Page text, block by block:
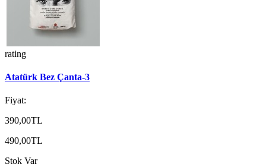
rating
Atatürk Bez Çanta-3
Fiyat:
390,00TL
490,00TL
Stok Var